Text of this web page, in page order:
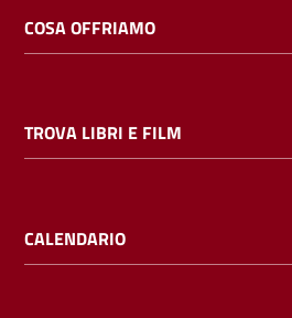
ragazzi
i
l
COSA OFFRIAMO
TROVA LIBRI E FILM
CALENDARIO